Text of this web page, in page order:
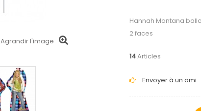
Agrandir l'image
Hannah Montana
2 faces
14Articles
Envoyer à un ami